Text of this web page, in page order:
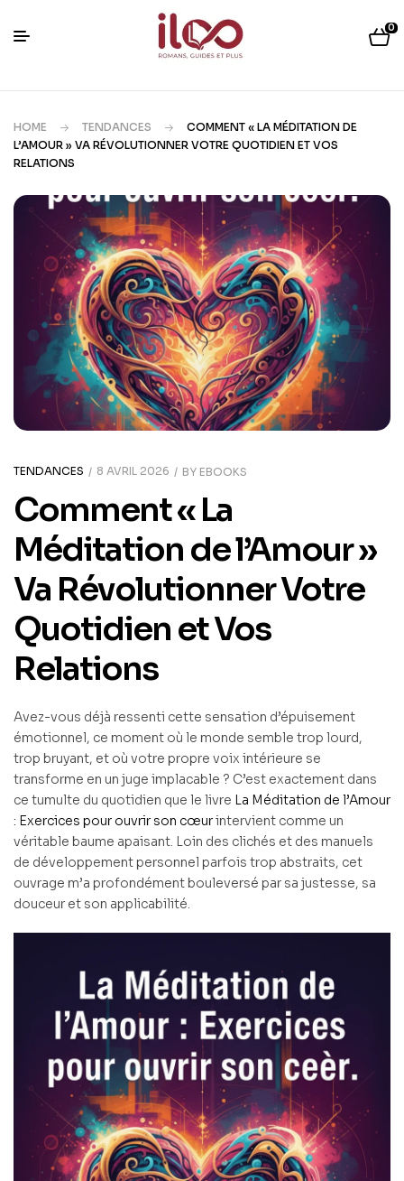
0
HOME TENDANCES
COMMENT « LA MÉDITATION DE
L’AMOUR » VA RÉVOLUTIONNER VOTRE QUOTIDIEN ET VOS
RELATIONS
TENDANCES 8 AVRIL 2026 BY EBOOKS
Comment « La
Méditation de l’Amour »
Va Révolutionner Votre
Quotidien et Vos
Relations
Avez-vous déjà ressenti cette sensation d’épuisement
émotionnel, ce moment où le monde semble trop lourd,
trop bruyant, et où votre propre voix intérieure se
transforme en un juge implacable ? C’est exactement dans
ce tumulte du quotidien que le livre La Méditation de l’Amour
: Exercices pour ouvrir son cœurintervient comme un
véritable baume apaisant. Loin des clichés et des manuels
de développement personnel parfois trop abstraits, cet
ouvrage m’a profondément bouleversé par sa justesse, sa
douceur et son applicabilité.